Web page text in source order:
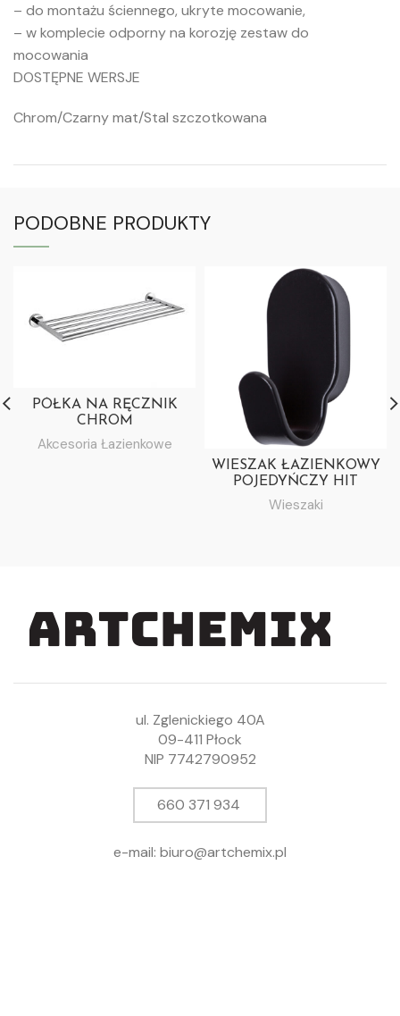
– do montażu ściennego, ukryte mocowanie,
– w komplecie odporny na korozję zestaw do
mocowania
DOSTĘPNE WERSJE
Chrom/Czarny mat/Stal szczotkowana
PODOBNE PRODUKTY
PÓŁKA NA RĘCZNIK
CHROM
Akcesoria Łazienkowe
WIESZAK ŁAZIENKOWY
POJEDYŃCZY HIT
CZARNY
Wieszaki
ul. Zglenickiego 40A
09-411 Płock
NIP 7742790952
660 371 934
e-mail: biuro@artchemix.pl